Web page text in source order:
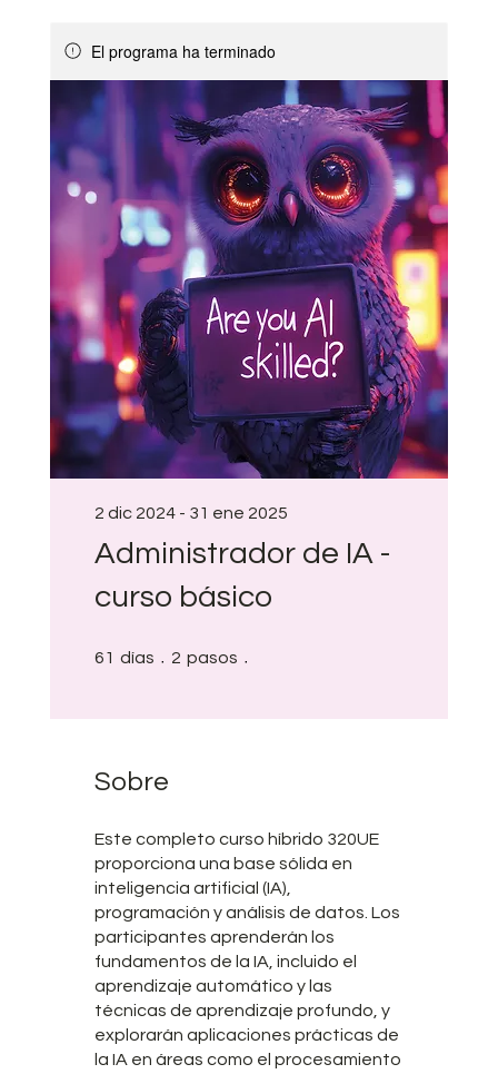
El programa ha terminado
Administrador de IA -
curso básico
2 dic 2024 - 31 ene 2025
61 días 61 días
2 pasos
Sobre
Este completo curso híbrido 320UE
proporciona una base sólida en
inteligencia artificial (IA),
programación y análisis de datos. Los
participantes aprenderán los
fundamentos de la IA, incluido el
aprendizaje automático y las
técnicas de aprendizaje profundo, y
explorarán aplicaciones prácticas de
la IA en áreas como el procesamiento